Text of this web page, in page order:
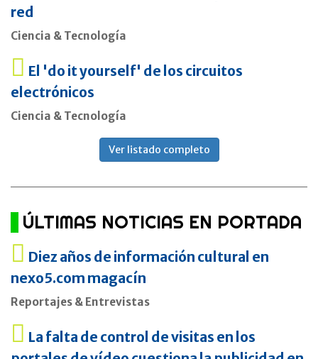
red
Ciencia & Tecnología
El 'do it yourself' de los circuitos
electrónicos
Ciencia & Tecnología
Ver listado completo
ÚLTIMAS NOTICIAS EN PORTADA
Diez años de información cultural en
nexo5.com magacín
Reportajes & Entrevistas
La falta de control de visitas en los